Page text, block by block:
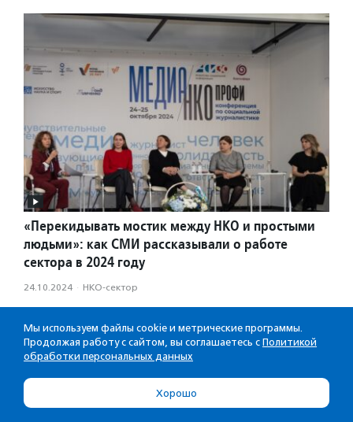
«Перекидывать мостик между НКО и простыми
людьми»: как СМИ рассказывали о работе
сектора в 2024 году
24.10.2024 · НКО-сектор
РЕКОМЕНДУЕМ
Фонд «Наш Норильск» напомнил
Мы используем файлы cookie и метрические программы.
Продолжая работу с сайтом, вы соглашаетесь с Политикой
обработки персональных данных
Хорошо